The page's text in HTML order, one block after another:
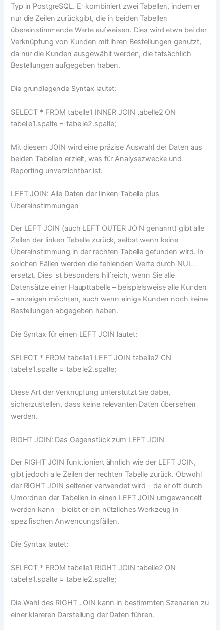
Typ in PostgreSQL. Er kombiniert zwei Tabellen, indem er
nur die Zeilen zurückgibt, die in beiden Tabellen
übereinstimmende Werte aufweisen. Dies wird etwa bei der
Verknüpfung von Kunden mit ihren Bestellungen genutzt,
da nur die Kunden ausgewählt werden, die tatsächlich
Bestellungen aufgegeben haben.
Die grundlegende Syntax lautet:
SELECT * FROM tabelle1 INNER JOIN tabelle2 ON
tabelle1.spalte = tabelle2.spalte;
Mit diesem JOIN wird eine präzise Auswahl der Daten aus
beiden Tabellen erzielt, was für Analysezwecke und
Reporting unverzichtbar ist.
LEFT JOIN: Alle Daten der linken Tabelle plus
Übereinstimmungen
Der LEFT JOIN (auch LEFT OUTER JOIN genannt) gibt alle
Zeilen der linken Tabelle zurück, selbst wenn keine
Übereinstimmung in der rechten Tabelle gefunden wird. In
solchen Fällen werden die fehlenden Werte durch NULL
ersetzt. Dies ist besonders hilfreich, wenn Sie alle
Datensätze einer Haupttabelle – beispielsweise alle Kunden
– anzeigen möchten, auch wenn einige Kunden noch keine
Bestellungen abgegeben haben.
Die Syntax für einen LEFT JOIN lautet:
SELECT * FROM tabelle1 LEFT JOIN tabelle2 ON
tabelle1.spalte = tabelle2.spalte;
Diese Art der Verknüpfung unterstützt Sie dabei,
sicherzustellen, dass keine relevanten Daten übersehen
werden.
RIGHT JOIN: Das Gegenstück zum LEFT JOIN
Der RIGHT JOIN funktioniert ähnlich wie der LEFT JOIN,
gibt jedoch alle Zeilen der rechten Tabelle zurück. Obwohl
der RIGHT JOIN seltener verwendet wird – da er oft durch
Umordnen der Tabellen in einen LEFT JOIN umgewandelt
werden kann – bleibt er ein nützliches Werkzeug in
spezifischen Anwendungsfällen.
Die Syntax lautet:
SELECT * FROM tabelle1 RIGHT JOIN tabelle2 ON
tabelle1.spalte = tabelle2.spalte;
Die Wahl des RIGHT JOIN kann in bestimmten Szenarien zu
einer klareren Darstellung der Daten führen.